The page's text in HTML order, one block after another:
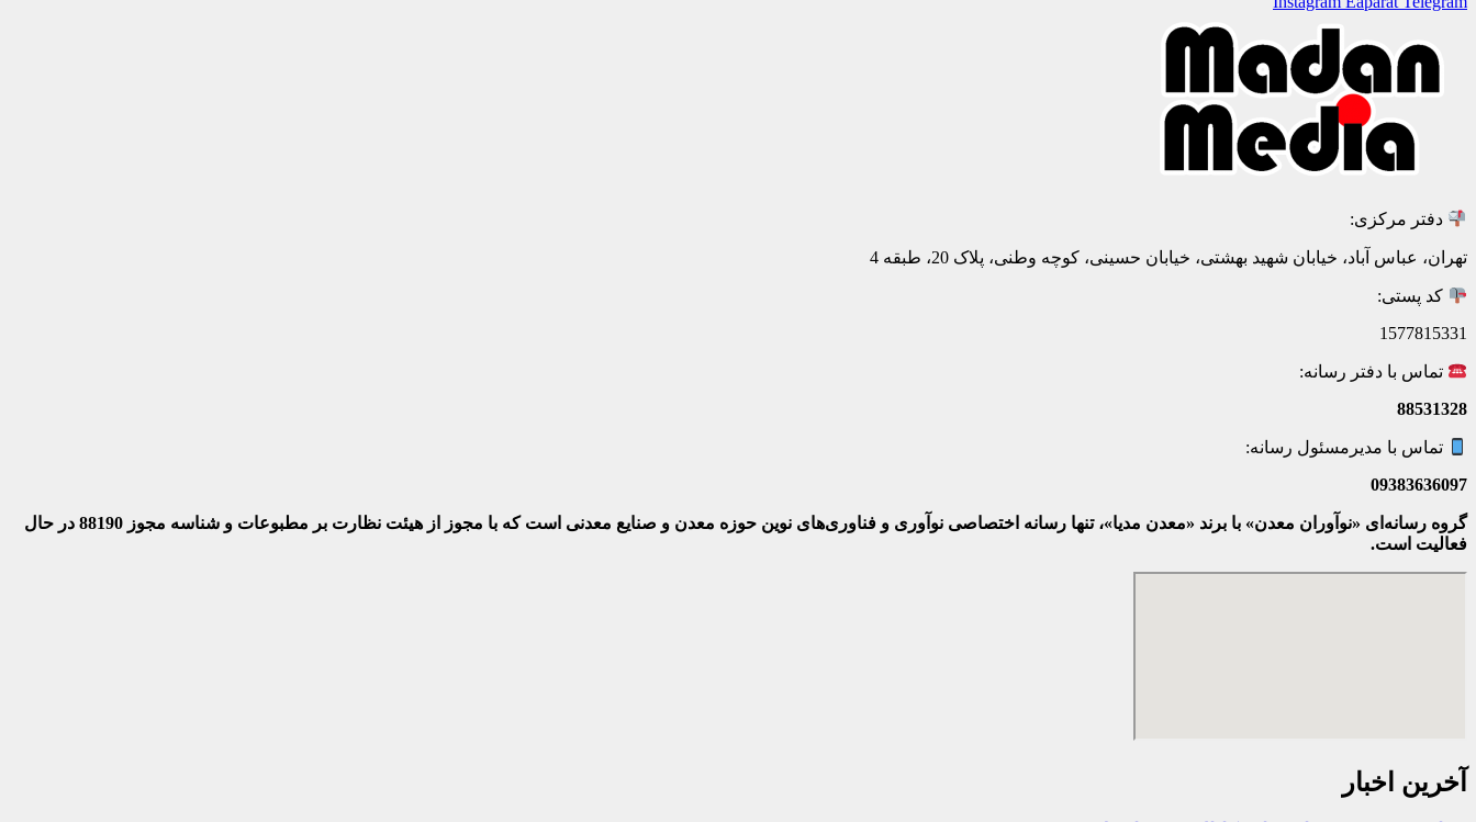
دفتر مرکزی:
تهران، عباس آباد، خیابان شهید بهشتی، خیابان حسینی، کوچه وطنی، پلاک 20، طبقه 4
کد پستی:
1577815331
تماس با دفتر رسانه:
88531328
تماس با مدیرمسئول رسانه:
09383636097
گروه رسانه‌ای «نوآوران معدن» با برند «معدن مدیا»، تنها رسانه اختصاصی نوآوری و فناوری‌های نوین حوزه معدن و صنایع معدنی‌ است که با مجوز از هیئت نظارت بر مطبوعات
و شناسه مجوز 88190 در حال
فعالیت است.
آخرین اخبار